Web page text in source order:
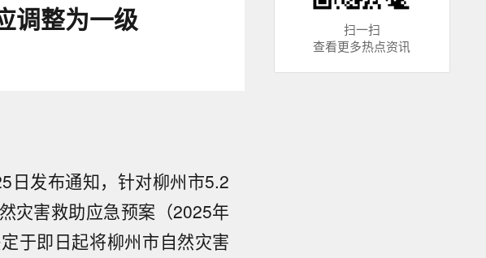
调整为一级
日发布通知，针对柳州市5.2
灾害救助应急预案（2025年
于即日起将柳州市自然灾害
扫一扫
查看更多热点资讯